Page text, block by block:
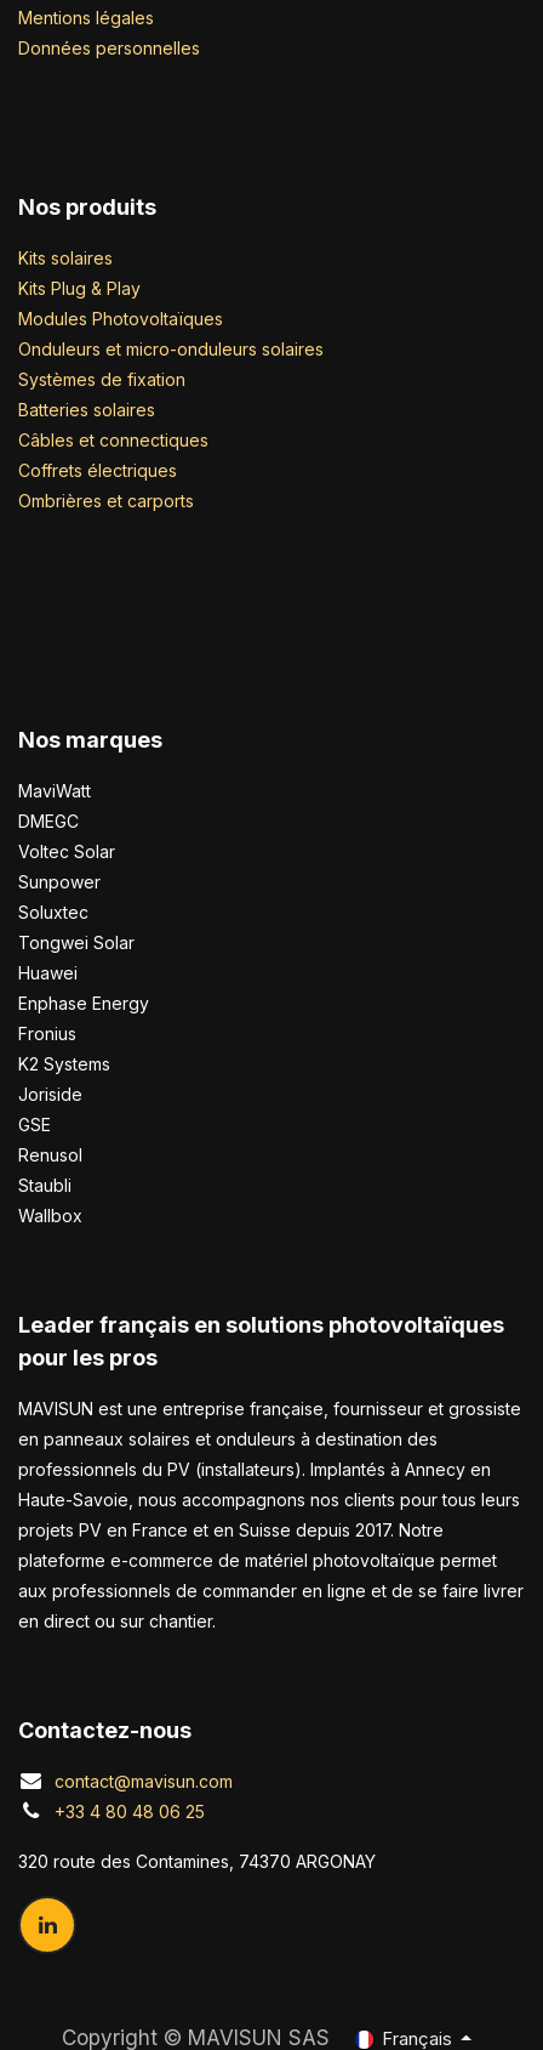
Mentions légales
Données personnelles
Nos produits
Kits solaires
Kits Plug & Play
Modules Photovoltaïques
Onduleurs et micro-onduleurs solaires
Systèmes de fixation
Batteries solaires
Câbles et connectiques
Coffrets électriques
Ombrières et carports
Nos marques
MaviWatt
DMEGC
Voltec Solar
Sunpower
Soluxtec
Tongwei Solar
Huawei
Enphase Energy
Fronius
K2 Systems
Joriside
GSE
Renusol
Staubli
Wallbox
Leader français en solutions photovoltaïques
pour les pros
MAVISUN est une entreprise française, fournisseur et grossiste
en panneaux solaires et onduleurs à destination des
professionnels du PV (installateurs). Implantés à Annecy en
Haute-Savoie, nous accompagnons nos clients pour tous leurs
projets PV en France et en Suisse depuis 2017. Notre
plateforme e-commerce de matériel photovoltaïque permet
aux professionnels de commander en ligne et de se faire livrer
en direct ou sur chantier.
Contactez-nous
contact@mavisun.com
+33 4 80 48 06 25
320 route des Contamines, 74370 ARGONAY
Copyright © MAVISUN SAS Français